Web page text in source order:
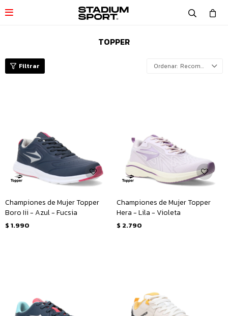

TOPPER
Recomendados
Championes de Mujer Topper
Boro Iii - Azul - Fucsia
$ 1.990
Championes de Mujer Topper
Hera - Lila - Violeta
$ 2.790